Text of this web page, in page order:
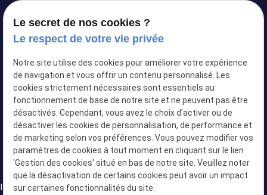
Siret : 82103434500024
Plan du site
Mentions légales
Politique de confidentialité
Gestion des cookies
Le secret de nos cookies ?
Le respect de votre vie privée
Notre site utilise des cookies pour améliorer votre expérience
de navigation et vous offrir un contenu personnalisé. Les
cookies strictement nécessaires sont essentiels au
fonctionnement de base de notre site et ne peuvent pas être
désactivés. Cependant, vous avez le choix d'activer ou de
désactiver les cookies de personnalisation, de performance et
de marketing selon vos préférences. Vous pouvez modifier vos
paramètres de cookies à tout moment en cliquant sur le lien
'Gestion des cookies' situé en bas de notre site. Veuillez noter
que la désactivation de certains cookies peut avoir un impact
sur certaines fonctionnalités du site.